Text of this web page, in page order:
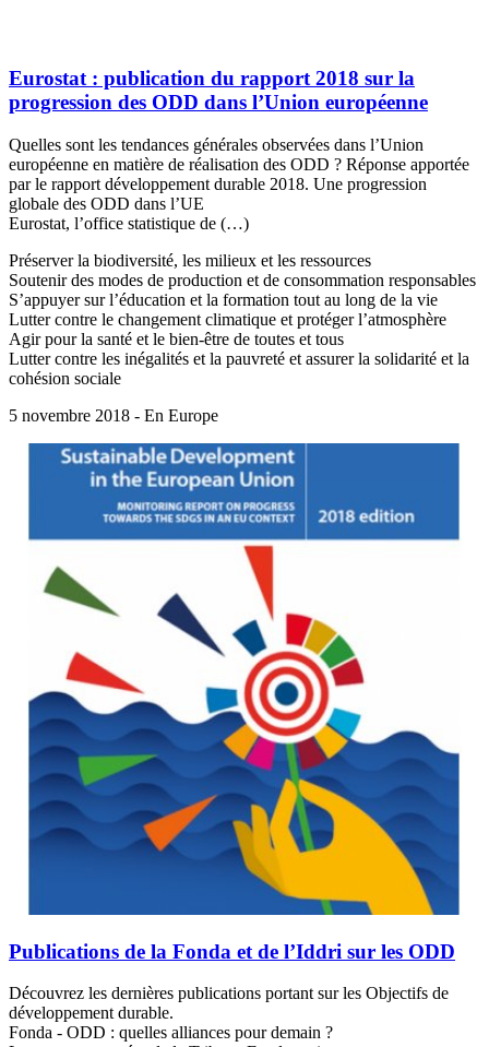
Eurostat : publication du rapport 2018 sur la
progression des ODD dans l’Union européenne
Quelles sont les tendances générales observées dans l’Union
européenne en matière de réalisation des ODD ? Réponse apportée
par le rapport développement durable 2018. Une progression
globale des ODD dans l’UE
Eurostat, l’office statistique de (…)
Préserver la biodiversité, les milieux et les ressources
Soutenir des modes de production et de consommation responsables
S’appuyer sur l’éducation et la formation tout au long de la vie
Lutter contre le changement climatique et protéger l’atmosphère
Agir pour la santé et le bien-être de toutes et tous
Lutter contre les inégalités et la pauvreté et assurer la solidarité et la
cohésion sociale
5 novembre 2018 - En Europe
Publications de la Fonda et de l’Iddri sur les ODD
Découvrez les dernières publications portant sur les Objectifs de
développement durable.
Fonda - ODD : quelles alliances pour demain ?